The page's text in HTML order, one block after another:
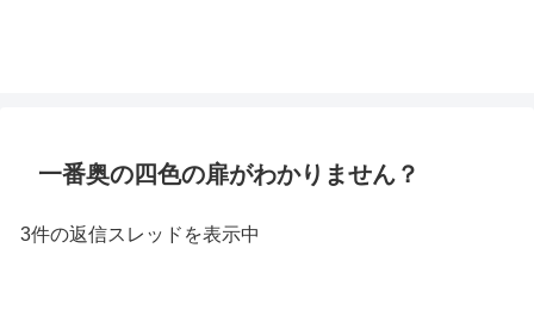
一番奥の四色の扉がわかりません？
3件の返信スレッドを表示中